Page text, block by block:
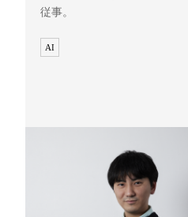
従事。
AI